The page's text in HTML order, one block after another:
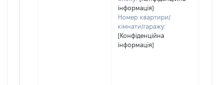
інформація]
Номер квартири/
кімнати/гаражу:
[Конфіденційна
інформація]